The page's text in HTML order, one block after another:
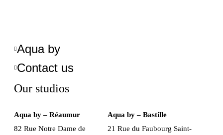
Aqua by
Contact us
Our studios
Aqua by – Réaumur
82 Rue Notre Dame de
Aqua by – Bastille
21 Rue du Faubourg Saint-